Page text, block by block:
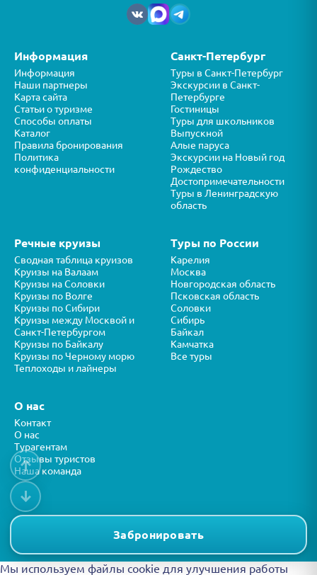
Забронировать
Информация
Информация
Наши партнеры
Карта сайта
Статьи о туризме
Способы оплаты
Каталог
Правила бронирования
Политика
конфиденциальности
Санкт-Петербург
Туры в Санкт-Петербург
Экскурсии в Санкт-
Петербурге
Гостиницы
Туры для школьников
Выпускной
Алые паруса
Экскурсии на Новый год
Рождество
Достопримечательности
Туры в Ленинградскую
область
Речные круизы
Сводная таблица круизов
Круизы на Валаам
Круизы на Соловки
Круизы по Волге
Круизы по Сибири
Круизы между Москвой и
Санкт-Петербургом
Круизы по Байкалу
Круизы по Черному морю
Теплоходы и лайнеры
Туры по России
Карелия
Москва
Новгородская область
Псковская область
Соловки
Сибирь
Байкал
Камчатка
Все туры
О нас
Контакт
О нас
Турагентам
Отзывы туристов
Наша команда
Представленная на сайте информация носит справочный характер и
не является публичной офертой.
↑
↓
Мы используем файлы cookie для улучшения работы